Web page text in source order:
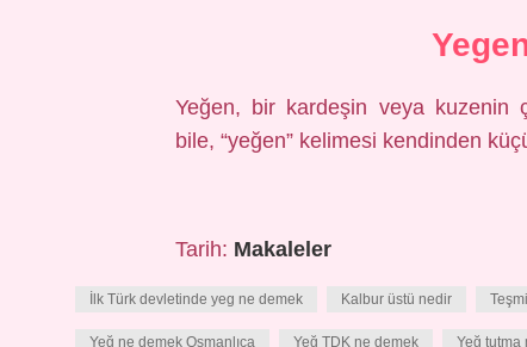
Yeğen, bir kardeşin veya kuzenin
bile, “yeğen” kelimesi kendinden
Tarih: Makaleler
İlk Türk devletinde yeg ne demek Kalbur üstü nedir
Yeğ ne demek Osmanlıca Yeğ TDK ne demek Yeğ tutma